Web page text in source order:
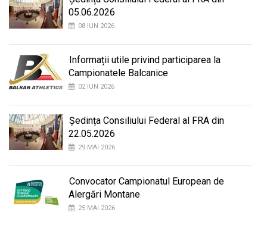
05.06.2026
08 IUN 2026
Informații utile privind participarea la
Campionatele Balcanice
02 IUN 2026
Ședința Consiliului Federal al FRA din
22.05.2026
29 MAI 2026
Convocator Campionatul European de
Alergări Montane
25 MAI 2026